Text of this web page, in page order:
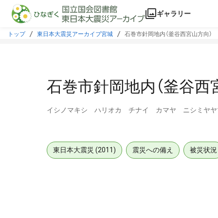
本文に飛ぶ
ギャラリー
トップ 東日本大震災アーカイブ宮城 石巻市針岡地内（釜谷西宮山方向）
石巻市針岡地内（釜谷西
イシノマキシ ハリオカ チナイ カマヤ ニシミヤ
東日本大震災 (2011) 震災への備え 被災状況